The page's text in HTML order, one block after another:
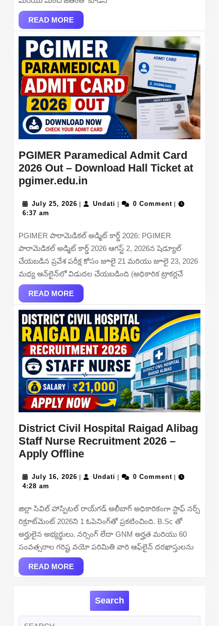
Online
READ MOREREAD
MORE
PGIMER Paramedical Admit Card
2026 Out – Download Hall Ticket at
pgimer.edu.in
Admit
2026
Out
–
Download
at
pgimer.edu.in
July 25, 2026 July
| Undati Undati
| 0 Comment |
6:37 am
PGIMER పారామెడికల్ అడ్మిట్ కార్డ్ 2026: PGIMER
పారామెడికల్ అడ్మిట్ కార్డ్ 2026 ఆగస్ట్ 2, 2026న షెడ్యూల్
చేయబడిన ప్రవేశ పరీక్ష కోసం జూలై 21 మరియు జూలై 23, 2026
మధ్య ఆన్‌లైన్‌లో విడుదల చేయబడింది (అధికారిక ట్రాకర్లచే
READ MOREREAD
MORE
District Civil Hospital Raigad Alibag
Staff Nurse Recruitment 2026 –
Apply OfflineDistrict
Hospital
Alibag
Staff
Nurse
Recruitment
Offline
July 16, 2026 July
| Undati Undati
| 0 Comment |
4:28 am
జిల్లా సివిల్ హాస్పిటల్ రాయ్‌గడ్ అలీబాగ్ అధికారికంగా స్టాఫ్ నర్స్
రిక్రూట్‌మెంట్ 2026ని 1 ఓపెనింగ్‌తో ప్రకటించింది. B.Sc తో
అర్హులైన అభ్యర్థులు. నర్సింగ్ లేదా GNM అర్హత మరియు 60
సంవత్సరాల గరిష్ట వయో పరిమితి వారి ఆఫ్‌లైన్ దరఖాస్తులను
READ MOREREAD
MORE
Search